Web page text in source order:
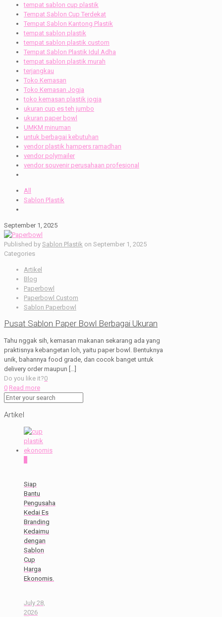
tempat sablon cup plastik
Tempat Sablon Cup Terdekat
Tempat Sablon Kantong Plastik
tempat sablon plastik
tempat sablon plastik custom
Tempat Sablon Plastik Idul Adha
tempat sablon plastik murah
terjangkau
Toko Kemasan
Toko Kemasan Jogja
toko kemasan plastik jogja
ukuran cup es teh jumbo
ukuran paper bowl
UMKM minuman
untuk berbagai kebutuhan
vendor plastik hampers ramadhan
vendor polymailer
vendor souvenir perusahaan profesional
All
Sablon Plastik
September 1, 2025
Published by Sablon Plastik on September 1, 2025
Categories
Artikel
Blog
Paperbowl
Paperbowl Custom
Sablon Paperbowl
Pusat Sablon Paper Bowl Berbagai Ukuran
Tahu nggak sih, kemasan makanan sekarang ada yang
praktisnya kebangetan loh, yaitu paper bowl. Bentuknya
unik, bahannya food grade, dan cocok banget untuk
delivery order maupun […]
Do you like it?0
0 Read more
Artikel
Siap
Bantu
Pengusaha
Kedai Es
Branding
Kedaimu
dengan
Sablon
Cup
Harga
Ekonomis.
July 28,
2026